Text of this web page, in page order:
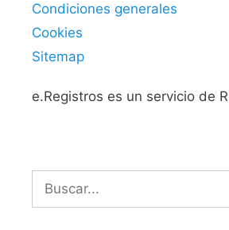
Condiciones generales
Cookies
Sitemap
e.Registros es un servicio de
Buscar: